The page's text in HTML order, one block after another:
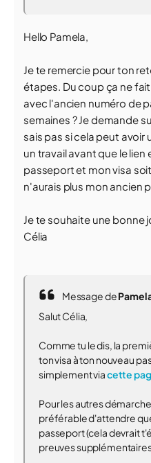
Hello Pamela,
Je te remercie pour ton
étapes. Du coup ça ne
avec l'ancien numéro de
semaines ? Je demande
sais pas si cela peut avoir
un travail avant que le
passeport et mon visa
n'aurais plus mon ancien
Je te souhaite une bonne
Célia
Message de
Salut Célia,
Comme tu le dis, la
ton visa à ton nouveau
simplement viacette
Pour les autres
préférable d'attendre
passeport (cela devrait
preuves